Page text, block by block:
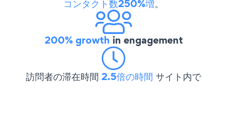
コンタクト数250%増。
200% growth in engagement
訪問者の滞在時間 2.5倍の時間 サイト内で